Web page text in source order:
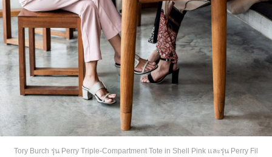
Tory Burch รุ่น Perry Triple-Compartment Tote in Shell Pink และรุ่น Perry Fil